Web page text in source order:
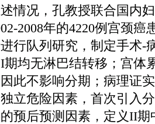
情况，孔教授联合国内
2008年的4220例宫颈癌
行队列研究，制定手术-
均无淋巴结转移；宫体
此不影响分期；病理证
立危险因素，首次引入
预后预测因素，定义II